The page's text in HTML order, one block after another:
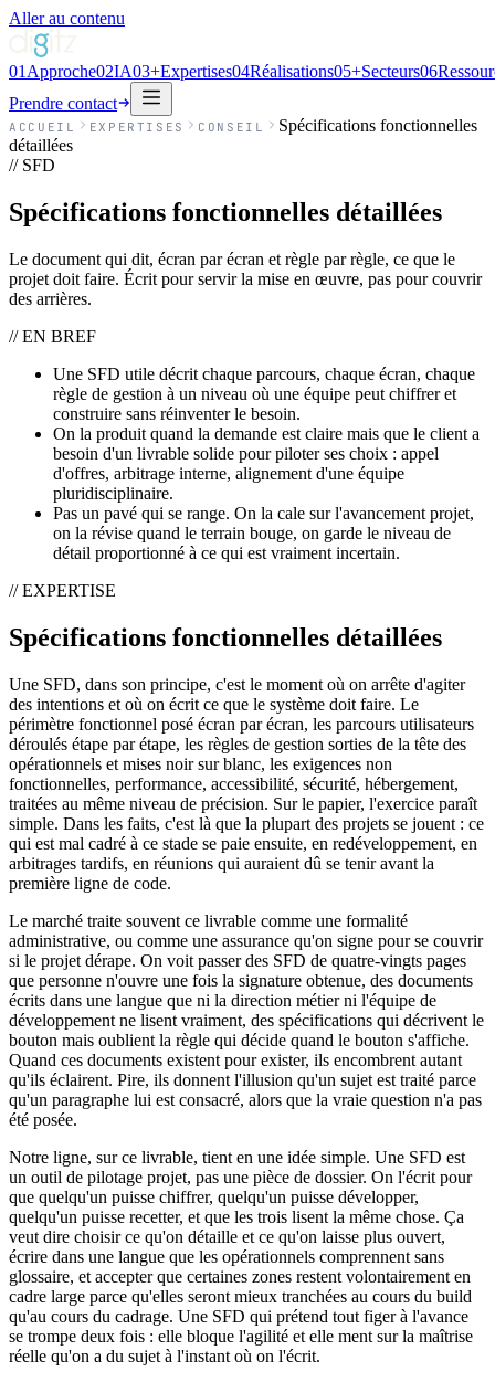
Aller au contenu
01 Approche02IA03+Expertises04Réalisations05+Secteurs06
Prendre contact
ACCUEIL EXPERTISES CONSEIL
Spécifications fonctionnelles
détaillées
// SFD
Spécifications fonctionnelles détaillées
Le document qui dit, écran par écran et règle par règle, ce que le
projet doit faire. Écrit pour servir la mise en œuvre, pas pour couvrir
des arrières.
// EN BREF
Une SFD utile décrit chaque parcours, chaque écran, chaque
règle de gestion à un niveau où une équipe peut chiffrer et
construire sans réinventer le besoin.
On la produit quand la demande est claire mais que le client a
besoin d'un livrable solide pour piloter ses choix : appel
d'offres, arbitrage interne, alignement d'une équipe
pluridisciplinaire.
Pas un pavé qui se range. On la cale sur l'avancement projet,
on la révise quand le terrain bouge, on garde le niveau de
détail proportionné à ce qui est vraiment incertain.
// EXPERTISE
Spécifications fonctionnelles détaillées
Une SFD, dans son principe, c'est le moment où on arrête d'agiter
des intentions et où on écrit ce que le système doit faire. Le
périmètre fonctionnel posé écran par écran, les parcours utilisateurs
déroulés étape par étape, les règles de gestion sorties de la tête des
opérationnels et mises noir sur blanc, les exigences non
fonctionnelles, performance, accessibilité, sécurité, hébergement,
traitées au même niveau de précision. Sur le papier, l'exercice paraît
simple. Dans les faits, c'est là que la plupart des projets se jouent : ce
qui est mal cadré à ce stade se paie ensuite, en redéveloppement, en
arbitrages tardifs, en réunions qui auraient dû se tenir avant la
première ligne de code.
Le marché traite souvent ce livrable comme une formalité
administrative, ou comme une assurance qu'on signe pour se couvrir
si le projet dérape. On voit passer des SFD de quatre-vingts pages
que personne n'ouvre une fois la signature obtenue, des documents
écrits dans une langue que ni la direction métier ni l'équipe de
développement ne lisent vraiment, des spécifications qui décrivent le
bouton mais oublient la règle qui décide quand le bouton s'affiche.
Quand ces documents existent pour exister, ils encombrent autant
qu'ils éclairent. Pire, ils donnent l'illusion qu'un sujet est traité parce
qu'un paragraphe lui est consacré, alors que la vraie question n'a pas
été posée.
Notre ligne, sur ce livrable, tient en une idée simple. Une SFD est
un outil de pilotage projet, pas une pièce de dossier. On l'écrit pour
que quelqu'un puisse chiffrer, quelqu'un puisse développer,
quelqu'un puisse recetter, et que les trois lisent la même chose. Ça
veut dire choisir ce qu'on détaille et ce qu'on laisse plus ouvert,
écrire dans une langue que les opérationnels comprennent sans
glossaire, et accepter que certaines zones restent volontairement en
cadre large parce qu'elles seront mieux tranchées au cours du build
qu'au cours du cadrage. Une SFD qui prétend tout figer à l'avance
se trompe deux fois : elle bloque l'agilité et elle ment sur la maîtrise
réelle qu'on a du sujet à l'instant où on l'écrit.